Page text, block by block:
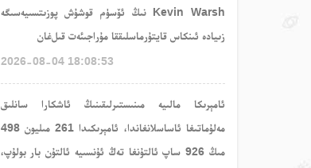
Kevin Warsh نىڭ ئۆسۈم قوشۇشپوزىتسىيەسىگە
زىيادە ئىنكاس قايتۇرماسلىققا مۇراجىئەت قىلغان
2026-08-04 18:08:53
ئامېرىكا مالىيە مىنىستىرلىقىنىڭ ئاشكارا سانلىق
مەلۇماتىغا ئاساسلانغاندا، ئامېرىكىدا 261 مىليون 498
مىڭ 926 ساپ ئالتۇنغا
تەڭ ئۇنسىيە ئالتۇن بار بولۇپ،